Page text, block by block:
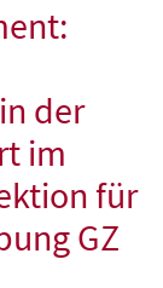
der
im
für
GZ